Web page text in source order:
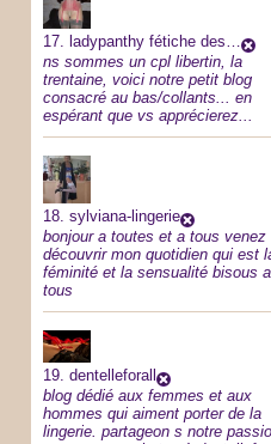
17. ladypanthy fétiche des…
ns sommes un cpl libertin, la
trentaine, voici notre petit blog
consacré au bas/collants... en
espérant que vs apprécierez...
18. sylviana-lingerie
bonjour a toutes et a tous venez
découvrir mon quotidien qui est
féminité et la sensualité bisous a
tous
19. dentelleforall
blog dédié aux femmes et aux
hommes qui aiment porter de la
lingerie. partageon s notre